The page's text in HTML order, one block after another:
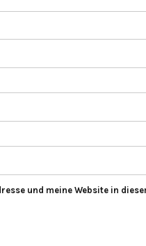
und meine Website in